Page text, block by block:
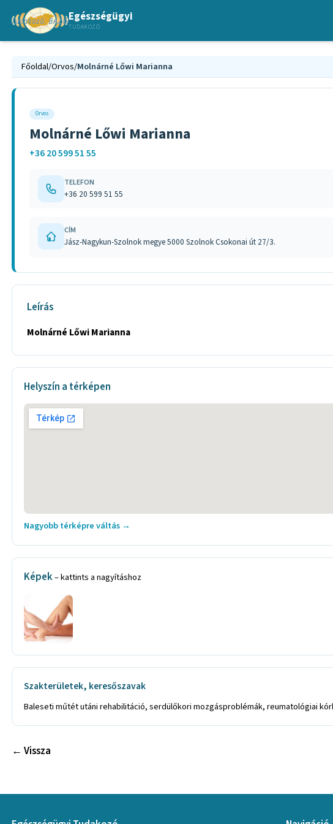
Egészségügyi
TUDAKOZÓ
Főoldal/Orvos/Molnárné Lőwi Marianna
Orvos
Molnárné Lőwi Marianna
+36 20 599 51 55
TELEFON
+36 20 599 51 55
CÍM
Jász-Nagykun-Szolnok megye 5000 Szolnok Csokonai út 27/3.
Leírás
Molnárné Lőwi Marianna
Helyszín a térképen
Nagyobb térképre váltás →
Képek– kattints a nagyításhoz
Szakterületek, keresőszavak
Baleseti műtét utáni rehabilitáció, serdülőkori mozgásproblémák, reumatológiai
← Vissza